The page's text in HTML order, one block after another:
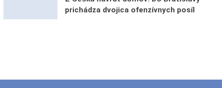
prichádza dvojica ofenzívnych posíl